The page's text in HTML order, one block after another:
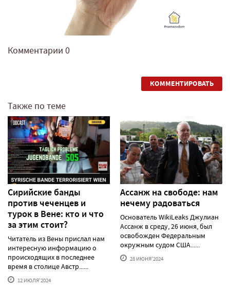
Комментарии 0
КОММЕНТИРОВАТЬ
Также по теме
Сирийские банды
против чеченцев и
турок в Вене: кто и что
за этим стоит?
Читатель из Вены прислал нам
интересную информацию о
происходящих в последнее
время в столице Австр......
12 ИЮЛЯ'2024
Ассанж на свободе: нам
нечему радоваться
Основатель WikiLeaks Джулиан
Ассанж в среду, 26 июня, был
освобожден Федеральным
окружным судом США......
28 ИЮНЯ'2024